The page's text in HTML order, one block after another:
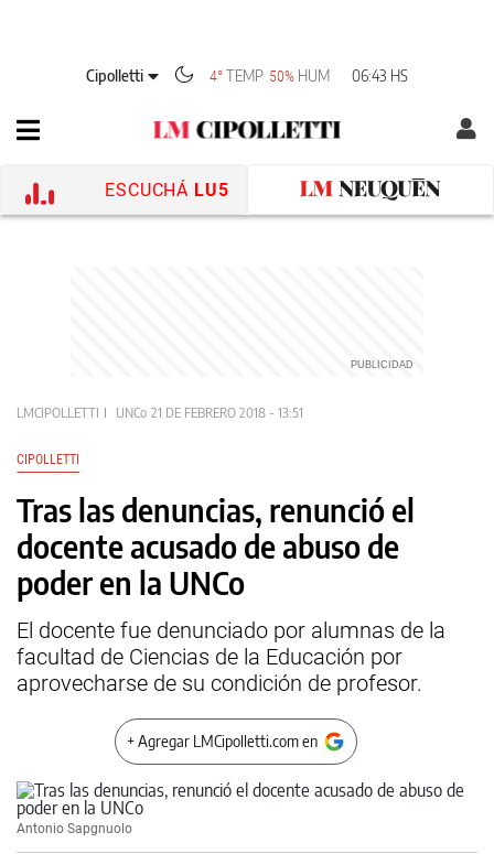
Cipolletti 4° TEMP 50% HUM 06:43 HS
ESCUCHÁ LU5
LMCIPOLLETTI UNCo 21 DE FEBRERO 2018 - 13:51
CIPOLLETTI
Tras las denuncias, renunció el
docente acusado de abuso de
poder en la UNCo
El docente fue denunciado por alumnas de la
facultad de Ciencias de la Educación por
aprovecharse de su condición de profesor.
+ Agregar LMCipolletti.com en
Antonio Sapgnuolo